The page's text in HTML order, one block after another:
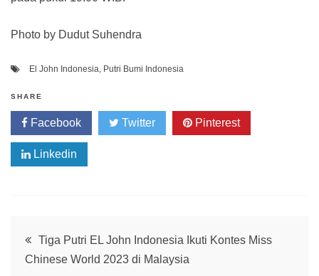
Photo by Dudut Suhendra
El John Indonesia, Putri Bumi Indonesia
SHARE
Facebook Twitter Pinterest
Linkedin
Post
Tiga Putri EL John Indonesia Ikuti Kontes Miss
Chinese World 2023 di Malaysia